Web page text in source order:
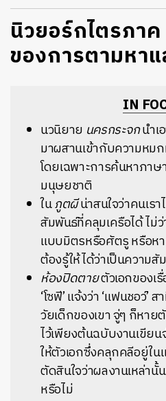
นิวยอร์กไตรภาค
ของการตามหา
IN
นวนิยาย นครกระจกนำเ
มาผสานเข้ากับความหม
โดยเฉพาะการค้นหาภา
มนุษยชาติ
ในภูตผีน่าสนใจว่าคนเร
สัมพันธ์ที่คลุมเครือได้ ไม่
แบบมิตรหรือศัตรู หรือห
ต้องรู้ให้ได้ว่าเป็นความ
ห้องปิดตายตัวเอกของเ
‘โซฟี’ แจ้งว่า ‘แฟนชอว์’
วัยเด็กของเขา จู่ๆ ก็หาย
ไว้เพียงต้นฉบับงานเขีย
ให้ตัวเอกซึ่งคลุกคลีอยู่ใ
ตัดสินใจว่าผลงานเหล่า
หรือไม่